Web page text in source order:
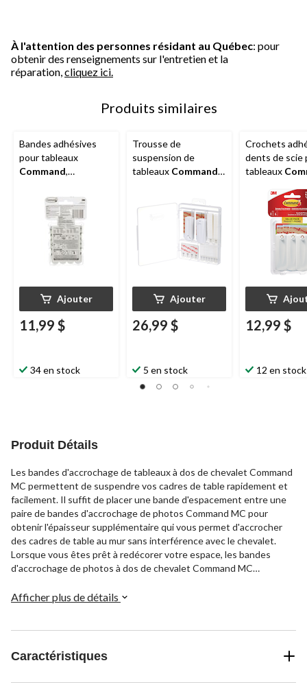
À l'attention des personnes résidant au Québec: pour
obtenir des renseignements sur l'entretien et la
réparation, cliquez ici.
Produits similaires
Bandes adhésives
pour tableaux
Command,
12 lb à 16 lb, choix de
tailles, paquet de 24
Ajouter
11,99 $
34 en stock
Trousse de
suspension de
tableaux Command
50
Ajouter
26,99 $
5 en stock
Crochets
dents de scie
tableaux
adhésives,
paq. 3
12,99 $
12 en stock
Produit Détails
Les bandes d'accrochage de tableaux à dos de chevalet Command
MC permettent de suspendre vos cadres de table rapidement et
facilement. Il suffit de placer une bande d'espacement entre une
paire de bandes d'accrochage de photos Command MC pour
obtenir l'épaisseur supplémentaire qui vous permet d'accrocher
des cadres de table au mur sans interférence avec le chevalet.
Lorsque vous êtes prêt à redécorer votre espace, les bandes
d'accrochage de photos à dos de chevalet Command MC
Afficher plus de détails
Caractéristiques